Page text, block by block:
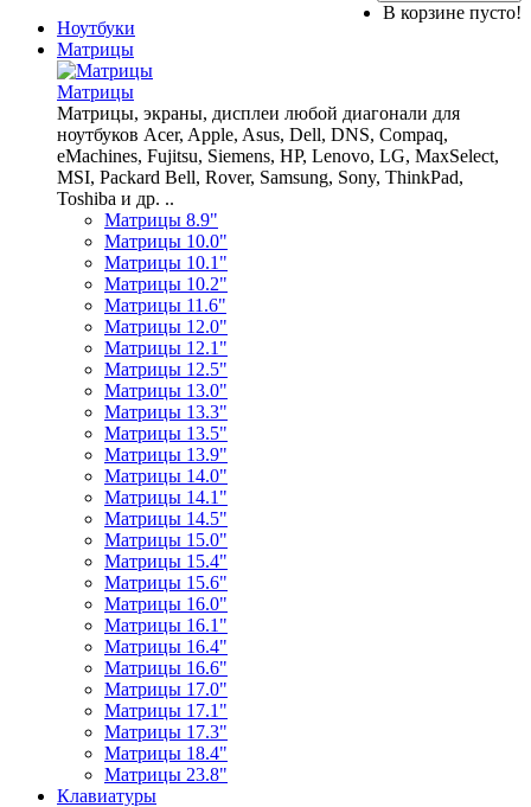
В корзине пусто!
Ноутбуки
Матрицы
Матрицы
Матрицы, экраны, дисплеи любой диагонали для
ноутбуков Acer, Apple, Asus, Dell, DNS, Compaq,
eMachines, Fujitsu, Siemens, HP, Lenovo, LG, MaxSelect,
MSI, Packard Bell, Rover, Samsung, Sony, ThinkPad,
Toshiba и др. ..
Матрицы 8.9"
Матрицы 10.0"
Матрицы 10.1"
Матрицы 10.2"
Матрицы 11.6"
Матрицы 12.0"
Матрицы 12.1"
Матрицы 12.5"
Матрицы 13.0"
Матрицы 13.3"
Матрицы 13.5"
Матрицы 13.9"
Матрицы 14.0"
Матрицы 14.1"
Матрицы 14.5"
Матрицы 15.0"
Матрицы 15.4"
Матрицы 15.6"
Матрицы 16.0"
Матрицы 16.1"
Матрицы 16.4"
Матрицы 16.6"
Матрицы 17.0"
Матрицы 17.1"
Матрицы 17.3"
Матрицы 18.4"
Матрицы 23.8"
Клавиатуры